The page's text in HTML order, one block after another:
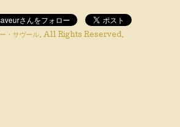
・サヴール. All Rights Reserved.